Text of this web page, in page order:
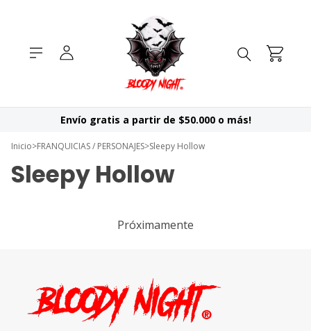
Envío gratis a partir de $50.000 o más!
Inicio>FRANQUICIAS / PERSONAJES>Sleepy Hollow
Sleepy Hollow
Próximamente